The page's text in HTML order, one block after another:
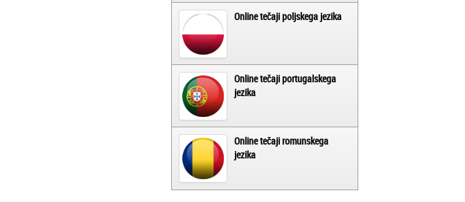
Online tečaji poljskega jezika
Online tečaji portugalskega
jezika
Online tečaji romunskega
jezika